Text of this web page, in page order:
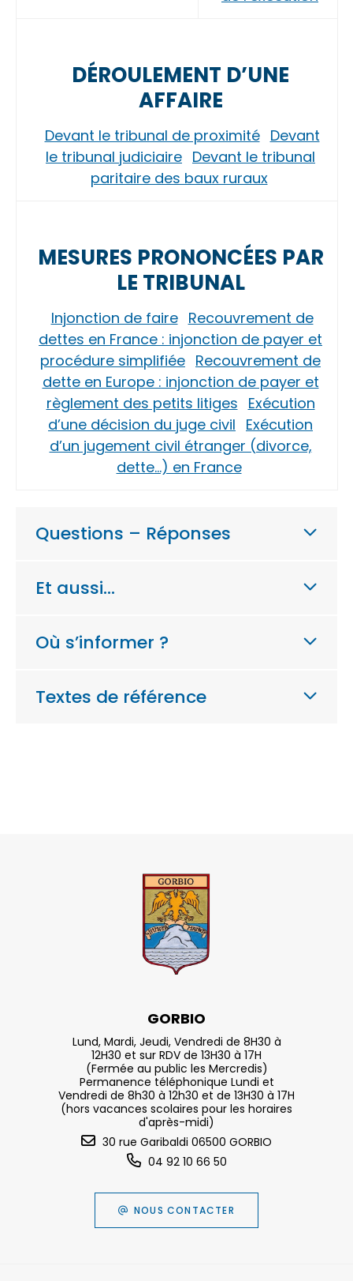
DÉROULEMENT D’UNE
AFFAIRE
Devant le tribunal de proximité Devant
le tribunal judiciaire Devant le tribunal
paritaire des baux ruraux
MESURES PRONONCÉES PAR
LE TRIBUNAL
Injonction de faire Recouvrement de
dettes en France : injonction de payer et
procédure simplifiée Recouvrement de
dette en Europe : injonction de payer et
règlement des petits litiges Exécution
d’une décision du juge civil Exécution
d’un jugement civil étranger (divorce,
dette…) en France
Questions – Réponses
Et aussi…
Où s’informer ?
Textes de référence
GORBIO
Lund, Mardi, Jeudi, Vendredi de 8H30 à
12H30 et sur RDV de 13H30 à 17H
(Fermée au public les Mercredis)
Permanence téléphonique Lundi et
Vendredi de 8h30 à 12h30 et de 13H30 à 17H
(hors vacances scolaires pour les horaires
d'après-midi)
30 rue Garibaldi 06500 GORBIO
04 92 10 66 50
NOUS CONTACTER